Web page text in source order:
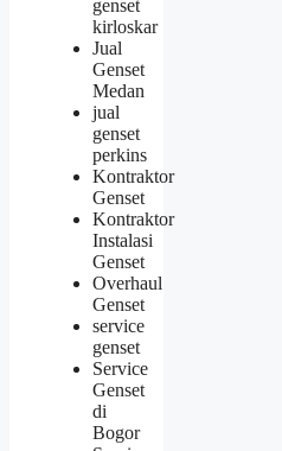
genset
kirloskar
Jual
Genset
Medan
jual
genset
perkins
Kontraktor
Genset
Kontraktor
Instalasi
Genset
Overhaul
Genset
service
genset
Service
Genset
di
Bogor